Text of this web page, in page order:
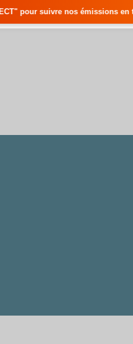
nos émissions en temps réel •